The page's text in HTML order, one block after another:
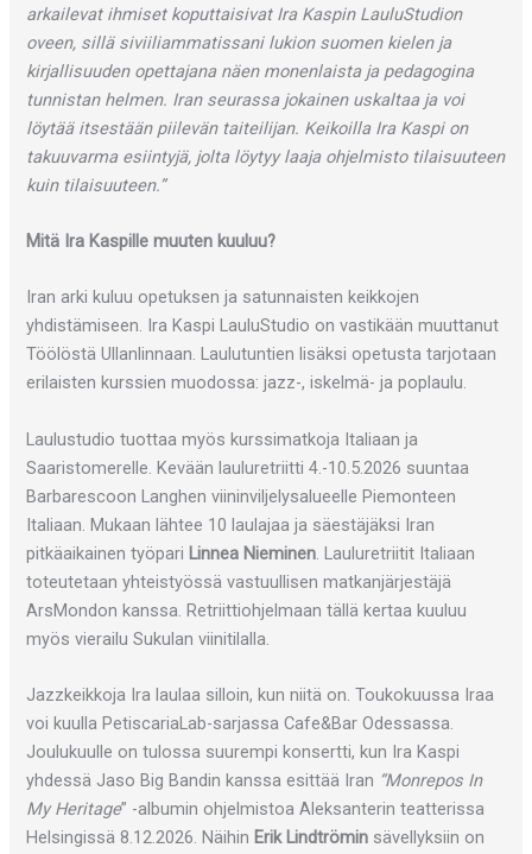
arkailevat ihmiset koputtaisivat Ira Kaspin LauluStudion
oveen, sillä siviiliammatissani lukion suomen kielen ja
kirjallisuuden opettajana näen monenlaista ja pedagogina
tunnistan helmen. Iran seurassa jokainen uskaltaa ja voi
löytää itsestään piilevän taiteilijan. Keikoilla Ira Kaspi on
takuuvarma esiintyjä, jolta löytyy laaja ohjelmisto tilaisuuteen
kuin tilaisuuteen.”
Mitä Ira Kaspille muuten kuuluu?
Iran arki kuluu opetuksen ja satunnaisten keikkojen
yhdistämiseen. Ira Kaspi LauluStudio on vastikään muuttanut
Töölöstä Ullanlinnaan. Laulutuntien lisäksi opetusta tarjotaan
erilaisten kurssien muodossa: jazz-, iskelmä- ja poplaulu.
Laulustudio tuottaa myös kurssimatkoja Italiaan ja
Saaristomerelle. Kevään lauluretriitti 4.-10.5.2026 suuntaa
Barbarescoon Langhen viininviljelysalueelle Piemonteen
Italiaan. Mukaan lähtee 10 laulajaa ja säestäjäksi Iran
pitkäaikainen työpari Linnea Nieminen. Lauluretriitit Italiaan
toteutetaan yhteistyössä vastuullisen matkanjärjestäjä
ArsMondon kanssa. Retriittiohjelmaan tällä kertaa kuuluu
myös vierailu Sukulan viinitilalla.
Jazzkeikkoja Ira laulaa silloin, kun niitä on. Toukokuussa Iraa
voi kuulla PetiscariaLab-sarjassa Cafe&Bar Odessassa.
Joulukuulle on tulossa suurempi konsertti, kun Ira Kaspi
yhdessä Jaso Big Bandin kanssa esittää Iran “Monrepos In
My Heritage” -albumin ohjelmistoa Aleksanterin teatterissa
Helsingissä 8.12.2026. Näihin Erik Lindtrömin sävellyksiin on